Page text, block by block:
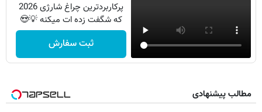
پرکاربردترین چراغ شارژی 2026
که شگفت زده ات میکنه 💡😍
ثبت سفارش
مطالب پیشنهادی